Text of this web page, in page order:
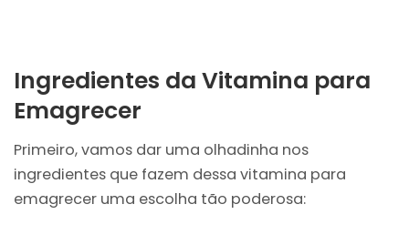
Ingredientes da Vitamina para
Emagrecer
Primeiro, vamos dar uma olhadinha nos
ingredientes que fazem dessa vitamina para
emagrecer uma escolha tão poderosa: